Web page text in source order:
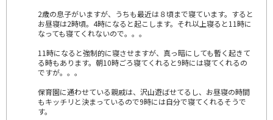
2歳の息子がいますが、うちも最近は８頃まで寝ています。すると
お昼寝は2時頃。4時になると起こします。それ以上寝ると11時に
なっても寝てくれないので。。。
11時になると強制的に寝させますが、真っ暗にしても暫く起きて
る時もあります。朝10時ごろ寝てくれると9時には寝てくれるの
ですが。。。
保育園に通わせている親戚は、沢山遊ばせてるし、お昼寝の時間
もキッチリと決まっているので9時には自分で寝てくれるそうで
す。